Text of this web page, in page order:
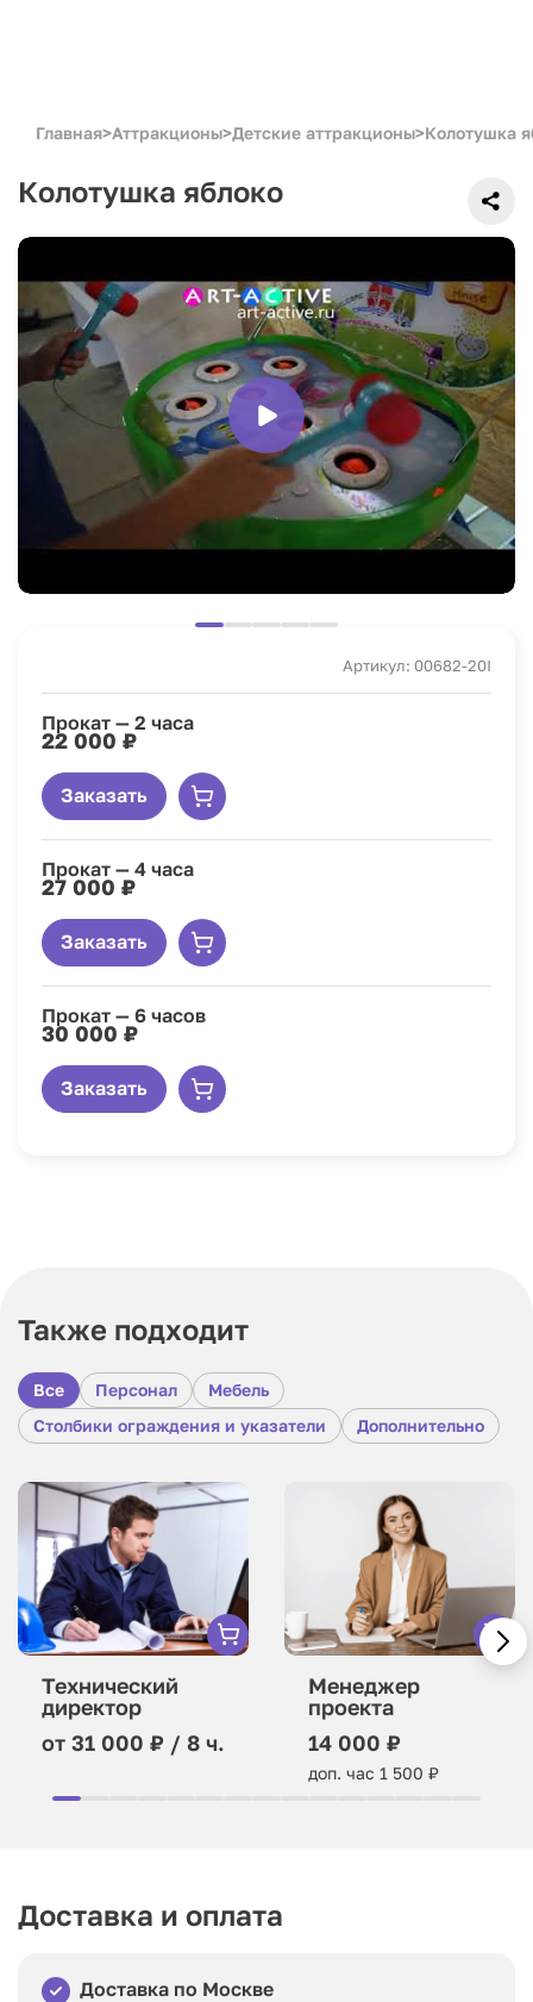
Главная>Аттракционы>Детские аттракционы>Колотушка
Колотушка яблоко
Артикул: 00682-20I
Прокат — 2 часа
22 000 ₽
Заказать
Прокат — 4 часа
27 000 ₽
Заказать
Прокат — 6 часов
30 000 ₽
Заказать
Также подходит
Все Персонал
Мебель
Столбики ограждения и указатели
Дополнительно
Технический
директор
от 31 000 ₽ / 8 ч.
Менеджер
проекта
14 000 ₽
доп. час 1 500 ₽
Доставка и оплата
Доставка по Москве